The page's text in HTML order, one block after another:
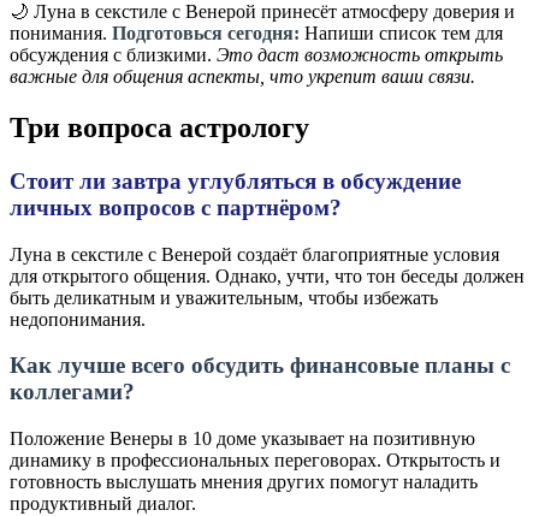
🌙 Луна в секстиле с Венерой принесёт атмосферу доверия и
понимания. Подготовься сегодня: Напиши список тем для
обсуждения с близкими. Это даст возможность открыть
важные для общения аспекты, что укрепит ваши связи.
Три вопроса астрологу
Стоит ли завтра углубляться в обсуждение
личных вопросов с партнёром?
Луна в секстиле с Венерой создаёт благоприятные условия
для открытого общения. Однако, учти, что тон беседы должен
быть деликатным и уважительным, чтобы избежать
недопонимания.
Как лучше всего обсудить финансовые планы с
коллегами?
Положение Венеры в 10 доме указывает на позитивную
динамику в профессиональных переговорах. Открытость и
готовность выслушать мнения других помогут наладить
продуктивный диалог.